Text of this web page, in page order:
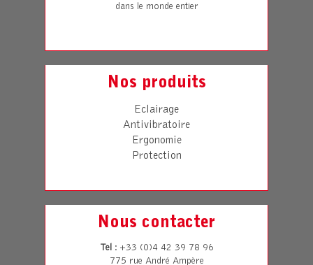
dans le monde entier
Nos produits
Eclairage
Antivibratoire
Ergonomie
Protection
Nous contacter
Tel: +33 (0)4 42 39 78 96
775 rue André Ampère